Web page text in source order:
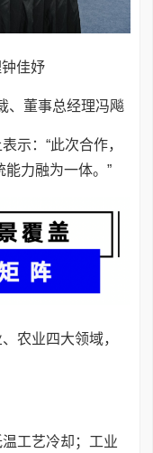
佳妤
、董事总经理冯飚
示：“此次合作，
能力融为一体。”
农业四大领域，
工艺冷却；工业